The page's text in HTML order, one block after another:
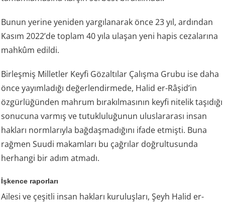
Bunun yerine yeniden yargılanarak önce 23 yıl, ardından
Kasım 2022’de toplam 40 yıla ulaşan yeni hapis cezalarına
mahkûm edildi.
Birleşmiş Milletler Keyfi Gözaltılar Çalışma Grubu ise daha
önce yayımladığı değerlendirmede, Halid er-Râşid’in
özgürlüğünden mahrum bırakılmasının keyfi nitelik taşıdığı
sonucuna varmış ve tutukluluğunun uluslararası insan
hakları normlarıyla bağdaşmadığını ifade etmişti. Buna
rağmen Suudi makamları bu çağrılar doğrultusunda
herhangi bir adım atmadı.
İşkence raporları
Ailesi ve çeşitli insan hakları kuruluşları, Şeyh Halid er-